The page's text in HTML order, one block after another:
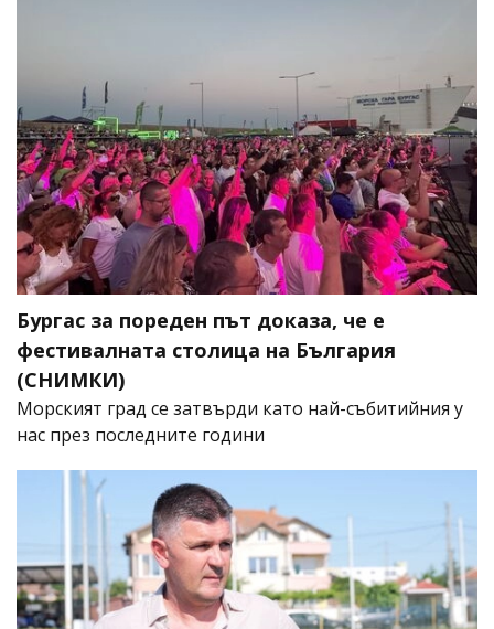
Бургас за пореден път доказа, че е
фестивалната столица на България
(СНИМКИ)
Морският град се затвърди като най-събитийния у
нас през последните години